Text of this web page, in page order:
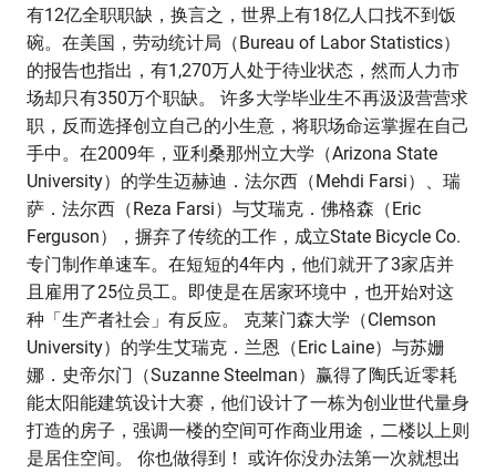
有12亿全职职缺，换言之，世界上有18亿人口找不到饭
碗。在美国，劳动统计局（Bureau of Labor Statistics）
的报告也指出，有1,270万人处于待业状态，然而人力市
场却只有350万个职缺。 许多大学毕业生不再汲汲营营求
职，反而选择创立自己的小生意，将职场命运掌握在自己
手中。在2009年，亚利桑那州立大学（Arizona State
University）的学生迈赫迪．法尔西（Mehdi Farsi）、瑞
萨．法尔西（Reza Farsi）与艾瑞克．佛格森（Eric
Ferguson），摒弃了传统的工作，成立State Bicycle Co.
专门制作单速车。在短短的4年内，他们就开了3家店并
且雇用了25位员工。即使是在居家环境中，也开始对这
种「生产者社会」有反应。 克莱门森大学（Clemson
University）的学生艾瑞克．兰恩（Eric Laine）与苏姗
娜．史帝尔门（Suzanne Steelman）赢得了陶氏近零耗
能太阳能建筑设计大赛，他们设计了一栋为创业世代量身
打造的房子，强调一楼的空间可作商业用途，二楼以上则
是居住空间。 你也做得到！ 或许你没办法第一次就想出